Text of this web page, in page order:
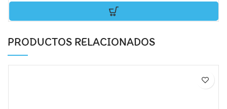
PRODUCTOS RELACIONADOS